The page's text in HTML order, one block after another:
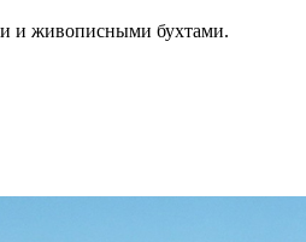
и живописными бухтами.